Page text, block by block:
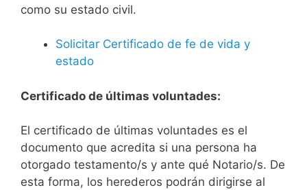
como su estado civil.
Solicitar Certificado de fe de vida y
estado
Certificado de últimas voluntades:
El certificado de últimas voluntades es el
documento que acredita si una persona ha
otorgado testamento/s y ante qué Notario/s. De
esta forma, los herederos podrán dirigirse al